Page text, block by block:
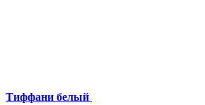
Тиффани белый